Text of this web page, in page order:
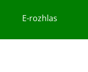
E-rozhlas